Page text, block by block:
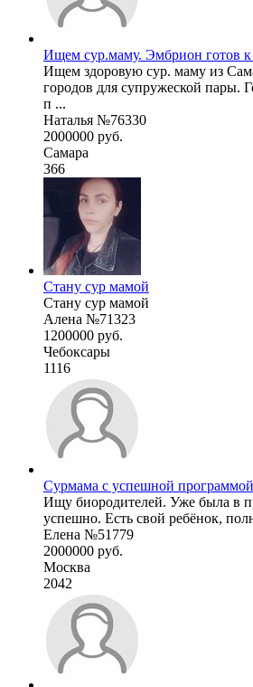
Ищем сур.маму. Эмбрион готов к
Ищем здоровую сур. маму из
городов для супружеской пары.
п ...
Наталья №76330
2000000 руб.
Самара
366
Стану сур мамой
Стану сур мамой
Алена №71323
1200000 руб.
Чебоксары
1116
Сурмама с успешной
Ищу биородителей. Уже была в
успешно. Есть свой ребёнок,
Елена №51779
2000000 руб.
Москва
2042